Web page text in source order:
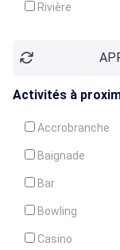
Rivière
Activités à
Accrobranche
Baignade
Bar
Bowling
Casino